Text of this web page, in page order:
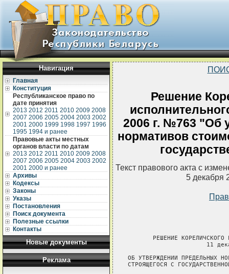
Навигация
Главная
Конституция
Республиканское право по
дате принятия
2013 2012 2011 2010 2009 2008
2007 2006 2005 2004 2003 2002
2001 2000 1999 1998 1997 1996
1995 1994 и ранее
Правовые акты местных
органов власти по датам
2013 2012 2011 2010 2009 2008
2007 2006 2005 2004 2003 2002
2001 2000 и ранее
Архивы
Кодексы
Законы
Указы
Постановления
Поиск документа
Полезные ссылки
Контакты
Новые документы
Реклама
Решение
2006 г. №763 "Об
нормативов
Текст правового акта с
5 декабря
РЕШЕНИЕ КОРЕЛИЧСКОГО
11
ОБ УТВЕРЖДЕНИИ ПРЕДЕЛЬНЫХ
СТРОЯЩЕГОСЯ С